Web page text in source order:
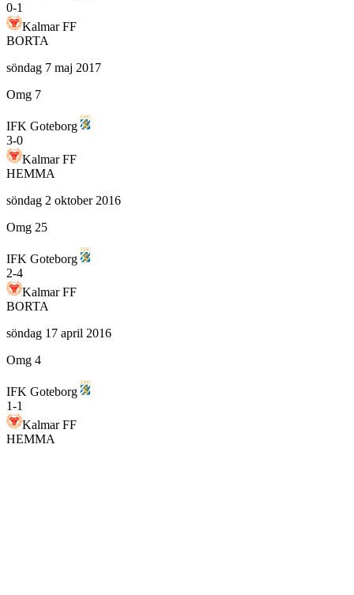
0-1
Kalmar FF
BORTA
söndag 7 maj 2017
Omg 7
IFK Goteborg
3-0
Kalmar FF
HEMMA
söndag 2 oktober 2016
Omg 25
IFK Goteborg
2-4
Kalmar FF
BORTA
söndag 17 april 2016
Omg 4
IFK Goteborg
1-1
Kalmar FF
HEMMA